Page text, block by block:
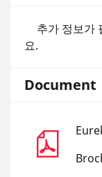
추가 정보가
요.
Document